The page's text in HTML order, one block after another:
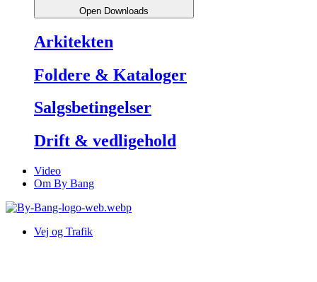
Open Downloads
Arkitekten
Foldere & Kataloger
Salgsbetingelser
Drift & vedligehold
Video
Om By Bang
Vej og Trafik